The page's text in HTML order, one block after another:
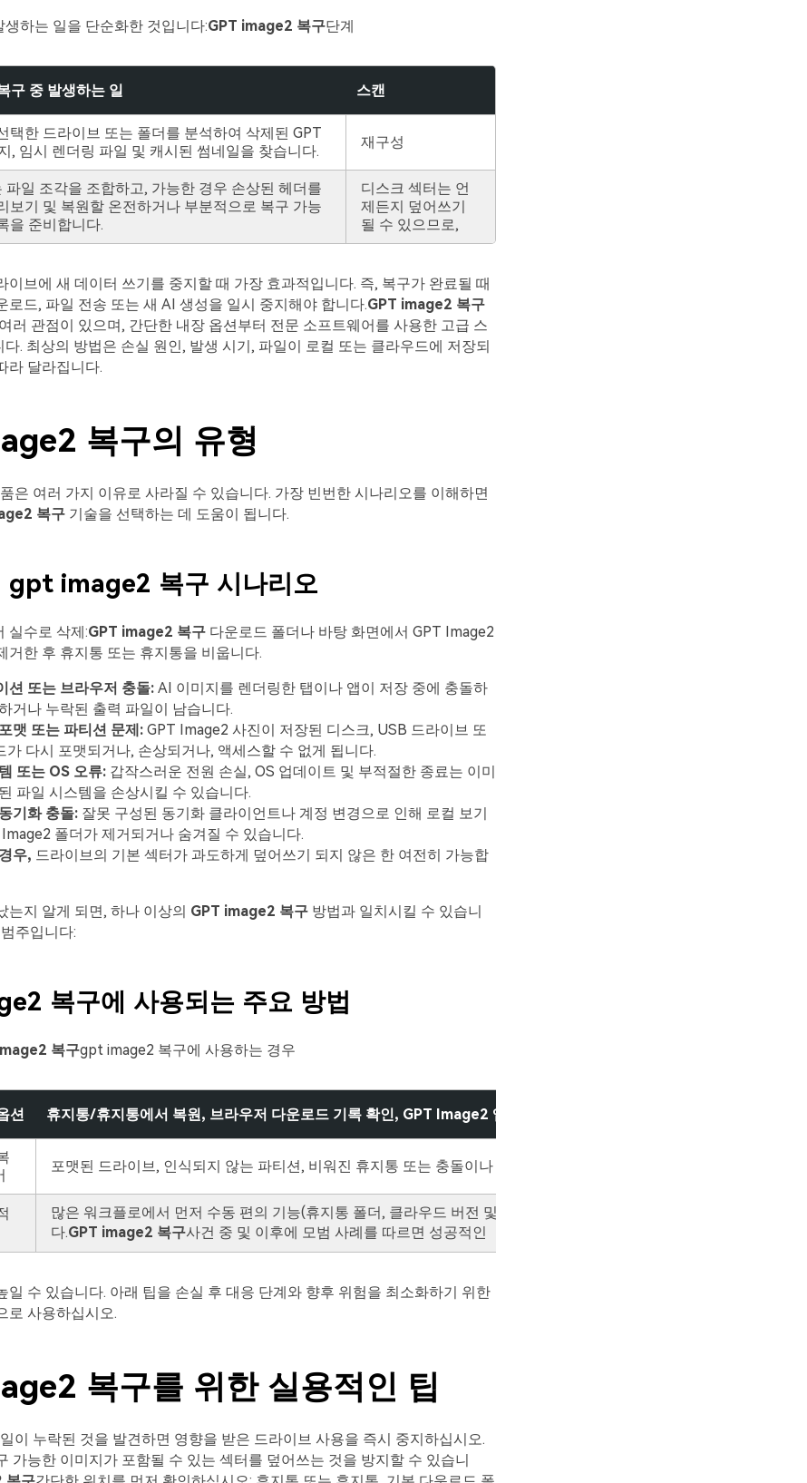
하는 일을 단순화한 것입니다:GPT image2 복구단계
구 중 발생하는 일 스캔
택한 드라이브 또는 폴더를 분석하여 삭제된 GPT
, 임시 렌더링 파일 및 캐시된 썸네일을 찾습니다.
재구성
파일 조각을 조합하고, 가능한 경우 손상된 헤더를
보기 및 복원할 온전하거나 부분적으로 복구 가능
을 준비합니다.
디스크 섹터는 언
제든지 덮어쓰기
될 수 있으므로,
이브에 새 데이터 쓰기를 중지할 때 가장 효과적입니다. 즉, 복구가 완료될 때
로드, 파일 전송 또는 새 AI 생성을 일시 중지해야 합니다.GPT image2 복구
러 관점이 있으며, 간단한 내장 옵션부터 전문 소프트웨어를 사용한 고급 스
. 최상의 방법은 손실 원인, 발생 시기, 파일이 로컬 또는 클라우드에 저장되
라 달라집니다.
복구의 유형
은 여러 가지 이유로 사라질 수 있습니다. 가장 빈번한 시나리오를 이해하면
복구기술을 선택하는 데 도움이 됩니다.
gpt image2 복구 시나리오
실수로 삭제:GPT image2 복구다운로드 폴더나 바탕 화면에서 GPT Image2
거한 후 휴지통 또는 휴지통을 비웁니다.
션 또는 브라우저 충돌:AI 이미지를 렌더링한 탭이나 앱이 저장 중에 충돌하
거나 누락된 출력 파일이 남습니다.
맷 또는 파티션 문제:GPT Image2 사진이 저장된 디스크, USB 드라이브 또
가 다시 포맷되거나, 손상되거나, 액세스할 수 없게 됩니다.
또는 OS 오류:갑작스러운 전원 손실, OS 업데이트 및 부적절한 종료는 이미
파일 시스템을 손상시킬 수 있습니다.
기화 충돌:잘못 구성된 동기화 클라이언트나 계정 변경으로 인해 로컬 보기
폴더가 제거되거나 숨겨질 수 있습니다.
우, 드라이브의 기본 섹터가 과도하게 덮어쓰기 되지 않은 한 여전히 가능합
는지 알게 되면, 하나 이상의 GPT image2 복구방법과 일치시킬 수 있습니
주입니다:
복구에 사용되는 주요 방법
복구gpt image2 복구에 사용하는 경우
션 휴지통/휴지통에서 복원, 브라우저 다운로드 기록 확인, GPT Image2 앱 기록 보기 또는 Windows의 "이전 버전" 또
포맷된 드라이브, 인식되지 않는 파티션, 비워진 휴지통 또는 충돌이나 파일 시스템 손상 후 이미지가 사라진 경우와 같
많은 워크플로에서 먼저 수동 편의 기능(휴지통 폴더, 클라우드 버전 및 앱 기록)을 모두 사용한 다음, 손실된 GPT
다.GPT image2 복구사건 중 및 이후에 모범 사례를 따르면 성공적인
일 수 있습니다. 아래 팁을 손실 후 대응 단계와 향후 위험을 최소화하기 위한
로 사용하십시오.
복구를 위한 실용적인 팁
이 누락된 것을 발견하면 영향을 받은 드라이브 사용을 즉시 중지하십시오.
가능한 이미지가 포함될 수 있는 섹터를 덮어쓰는 것을 방지할 수 있습니